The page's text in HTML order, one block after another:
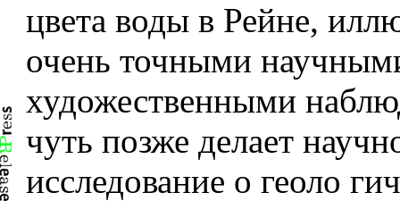
цвета воды в Рейне,
очень точными
художественными
чуть позже делает
исследование о геоло­